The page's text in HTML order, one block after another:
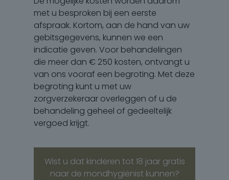
met u besproken bij een eerste
afspraak. Kortom, aan de hand van uw
gebitsgegevens, kunnen we een
indicatie geven. Voor behandelingen
die meer dan € 250 kosten, ontvangt u
van ons vooraf een begroting. Met deze
begroting kunt u met uw
zorgverzekeraar overleggen of u de
behandeling geheel of gedeeltelijk
vergoed krijgt.
Wist u dat kinderen tot 18 jaar gratis
naar de mondhygiënist kunnen?